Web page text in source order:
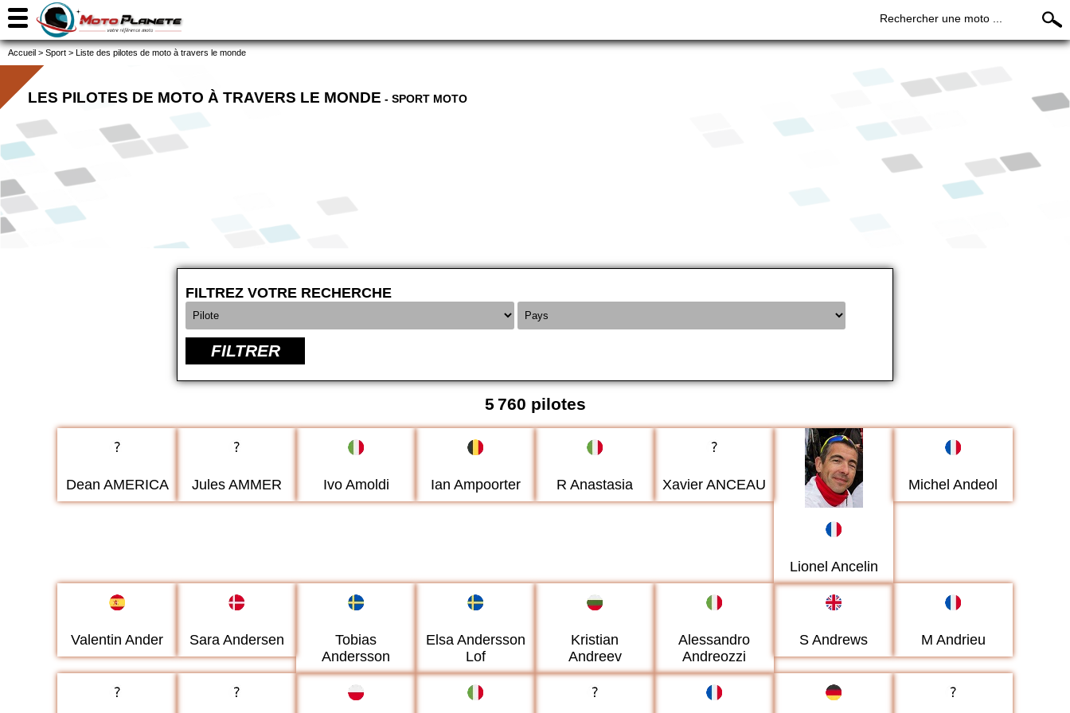
Rechercher une moto ...
Accueil > Sport > Liste des pilotes de moto à travers le monde
LES PILOTES DE MOTO À TRAVERS LE MONDE - SPORT MOTO
FILTREZ VOTRE RECHERCHE
FILTRER
5 760 pilotes
Dean AMERICA Jules AMMER Ivo Amoldi Ian Ampoorter R Anastasia Xavier ANCEAU
Lionel Ancelin
Michel Andeol
Valentin Ander Sara Andersen
Tobias
Andersson
Elsa Andersson
Lof
Kristian
Andreev
Alessandro
Andreozzi
S Andrews M Andrieu